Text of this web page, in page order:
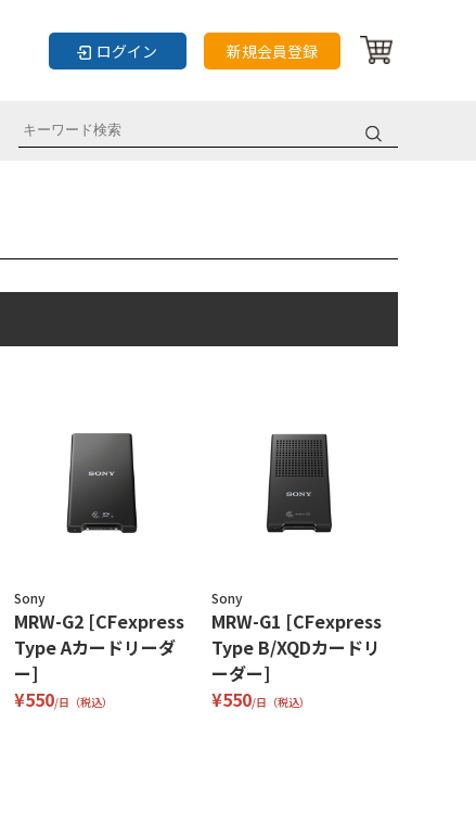
ログイン 新規会員登録
Sony
MRW-G2 [CFexpress
Type Aカードリーダ
ー]
¥550/日（税込）
Sony
MRW-G1 [CFexpress
Type B/XQDカードリ
ーダー]
¥550/日（税込）